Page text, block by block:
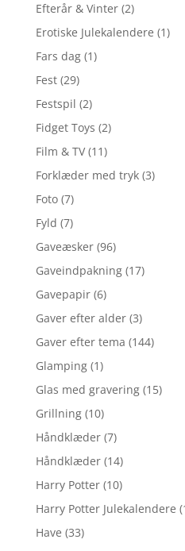
Efterår & Vinter (2)
Erotiske Julekalendere (1)
Fars dag (1)
Fest (29)
Festspil (2)
Fidget Toys (2)
Film & TV (11)
Forklæder med tryk (3)
Foto (7)
Fyld (7)
Gaveæsker (96)
Gaveindpakning (17)
Gavepapir (6)
Gaver efter alder (3)
Gaver efter tema (144)
Glamping (1)
Glas med gravering (15)
Grillning (10)
Håndklæder (7)
Håndklæder (14)
Harry Potter (10)
Harry Potter Julekalendere
Have (33)